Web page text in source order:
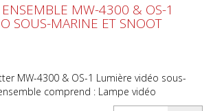
ENSEMBLE MW-4300 & OS-1
SOUS-MARINE ET SNOOT
MW-4300 & OS-1 Lumière vidéo sous-
comprend : Lampe vidéo
Snoot optique Backscatter OS-1 4300